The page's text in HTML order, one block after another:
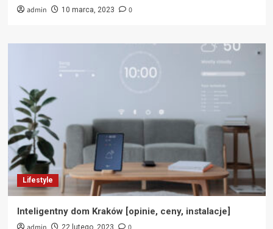
admin 10 marca, 2023 0
Lifestyle
Inteligentny dom Kraków [opinie, ceny, instalacje]
22 lutego, 2023